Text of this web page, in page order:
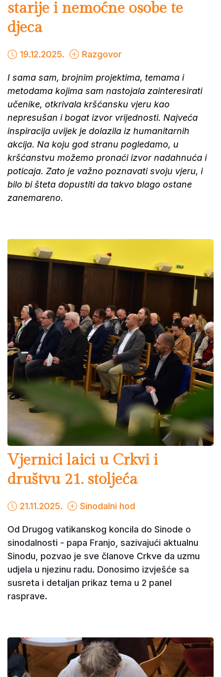
starije i nemoćne osobe te
djeca
19.12.2025. Razgovor
I sama sam, brojnim projektima, temama i
metodama kojima sam nastojala zainteresirati
učenike, otkrivala kršćansku vjeru kao
nepresušan i bogat izvor vrijednosti. Najveća
inspiracija uvijek je dolazila iz humanitarnih
akcija. Na koju god stranu pogledamo, u
kršćanstvu možemo pronaći izvor nadahnuća i
poticaja. Zato je važno poznavati svoju vjeru, i
bilo bi šteta dopustiti da takvo blago ostane
zanemareno.
Vjernici laici u Crkvi i
društvu 21. stoljeća
21.11.2025. Sinodalni hod
Od Drugog vatikanskog koncila do Sinode o
sinodalnosti - papa Franjo, sazivajući aktualnu
Sinodu, pozvao je sve članove Crkve da uzmu
udjela u njezinu radu. Donosimo izvješće sa
susreta i detaljan prikaz tema u 2 panel
rasprave.